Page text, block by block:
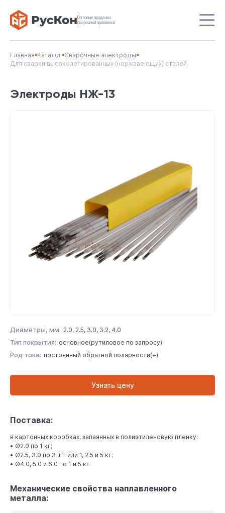
Оптовые продажи
сварочной проволоки
Главная Каталог Сварочные электроды
Для сварки высоколегированных (нержавеющих) сталей
Электроды НЖ-13
Диаметры, мм: 2.0, 2.5, 3.0, 3.2, 4.0
Тип покрытия: основное(рутиловое по запросу)
Род тока: постоянный обратной полярности(+)
Узнать цену
Поставка:
в картонных коробках, запаянных в полиэтиленовую пленку:
• Ø2.0 по 1 кг;
• Ø2.5, 3.0 по 3 шт. или 1, 2.5 и 5 кг;
• Ø4.0, 5.0 и 6.0 по 1 и 5 кг
Механические свойства наплавленного
металла: